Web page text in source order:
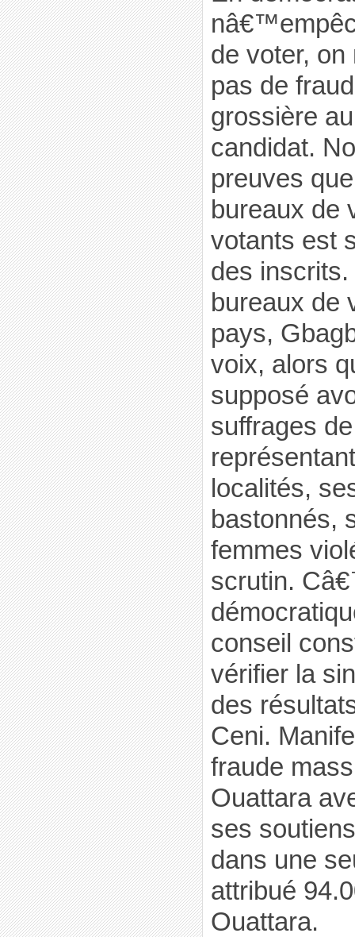
de voter,
pas de
grossière
candidat.
preuves
bureaux de
votants est
des
bureaux de
pays,
voix, alors
supposé
suffrages
localités,
bastonnés,
femmes
scrutin.
conseil
vérifier la
des
Ceni.
fraude
Ouattara
ses
dans une
attribué
Ouattara.